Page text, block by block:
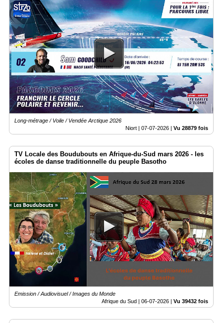
Long-métrage / Voile / Vendée Arctique 2026
Niort | 07-07-2026 | Vu 28879 fois
TV Locale des Boudubouts en Afrique-du-Sud mars 2026 - les
écoles de danse traditionnelle du peuple Basotho
Emission / Audiovisuel / Images du Monde
Afrique du Sud | 06-07-2026 Vu 39432 fois